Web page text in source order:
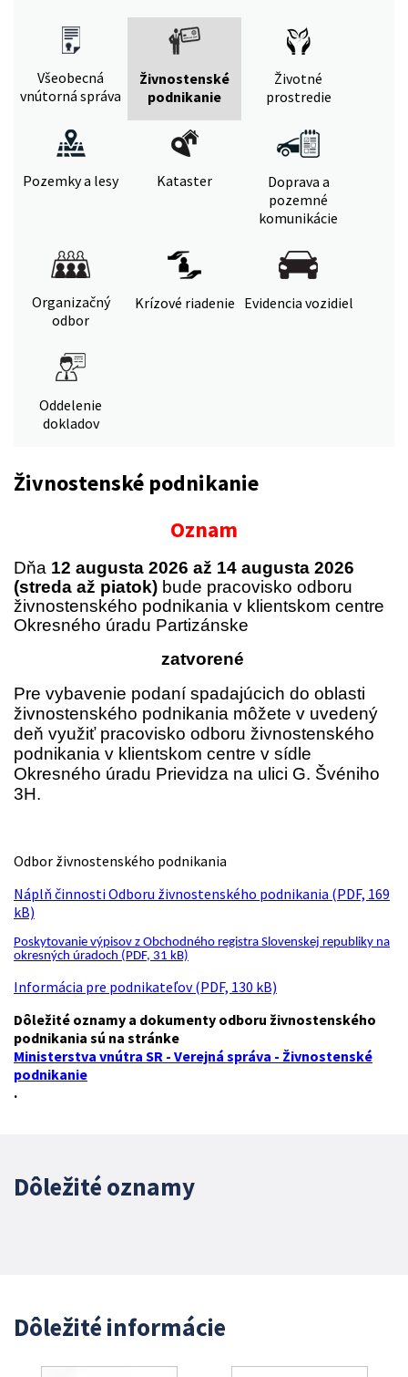
Všeobecná
vnútorná správa
Živnostenské
podnikanie
Životné
prostredie
Pozemky a lesy Kataster
Doprava a
pozemné
komunikácie
Organizačný
odbor
Krízové riadenie Evidencia vozidiel
Oddelenie
dokladov
Živnostenské podnikanie
Oznam
Dňa 12 augusta 2026 až 14 augusta 2026
(streda až piatok) bude pracovisko odboru
živnostenského podnikania v klientskom centre
Okresného úradu Partizánske
zatvorené
Pre vybavenie podaní spadajúcich do oblasti
živnostenského podnikania môžete v uvedený
deň využiť pracovisko odboru živnostenského
podnikania v klientskom centre v sídle
Okresného úradu Prievidza na ulici G. Švéniho
3H.
Odbor živnostenského podnikania
Náplň činnosti Odboru živnostenského podnikania (PDF, 169
kB)
Poskytovanie výpisov z Obchodného registra Slovenskej republiky na
okresných úradoch (PDF, 31 kB)
Informácia pre podnikateľov (PDF, 130 kB)
Dôležité oznamy a dokumenty odboru živnostenského
podnikania sú na stránke
Ministerstva vnútra SR - Verejná správa - Živnostenské
podnikanie
.
Dôležité oznamy
Dôležité informácie